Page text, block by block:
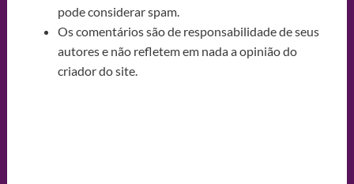
pode considerar spam.
Os comentários são de responsabilidade de seus
autores e não refletem em nada a opinião do
criador do site.